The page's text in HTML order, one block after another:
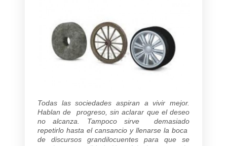
Todas las sociedades aspiran a vivir mejor.
Hablan de progreso, sin aclarar que el deseo
no alcanza. Tampoco sirve demasiado
repetirlo hasta el cansancio y llenarse la boca
de discursos grandilocuentes para que se